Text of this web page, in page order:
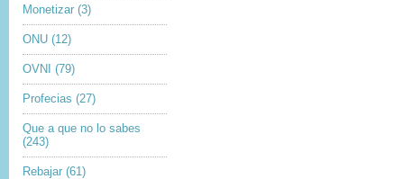
Monetizar (3)
ONU (12)
OVNI (79)
Profecias (27)
Que a que no lo sabes
(243)
Rebajar (61)